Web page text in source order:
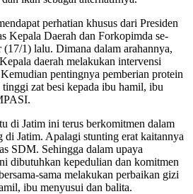
perhatian khusus dari Presiden
Kepala Daerah dan Forkopimda se-
1) lalu. Dimana dalam arahannya,
daerah melakukan intervensi
pentingnya pemberian protein
zat besi kepada ibu hamil, ibu
di Jatim ini terus berkomitmen dalam
di Jatim. Apalagi stunting erat kaitannya
SDM. Sehingga dalam upaya
dibutuhkan kepedulian dan komitmen
sama melakukan perbaikan gizi
ibu menyusui dan balita.